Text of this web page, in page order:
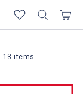
13 items